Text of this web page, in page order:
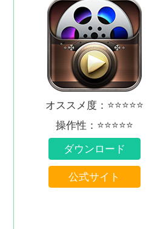
オススメ度：⭐⭐⭐⭐⭐
操作性：⭐⭐⭐⭐⭐
ダウンロード
公式サイト